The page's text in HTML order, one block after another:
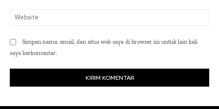
Simpan nama, email, dan situs web saya di browser ini untuk lain kali
saya berkomentar.